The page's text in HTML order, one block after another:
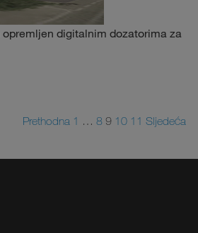
digitalnim dozatorima za
Prethodna 1 … 8 9 10 11 Sljedeća